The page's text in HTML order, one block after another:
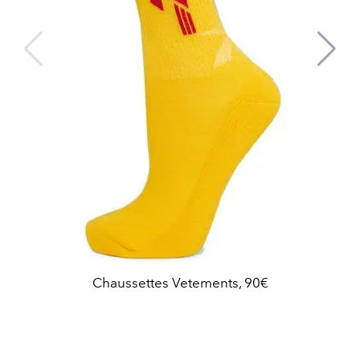
Chaussettes Vetements, 90€